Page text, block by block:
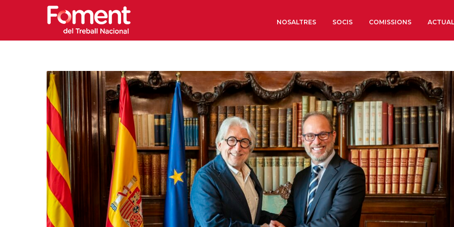
NOSALTRES
Òrgans de Govern
Òrgans Consultius
Estructura Executiva
Institut d’Estudis
Societat Barcelonesa
Econòmics i Socials
Organitzacions
Organitzacions
Coneix més
SOCIS COMISSIONS